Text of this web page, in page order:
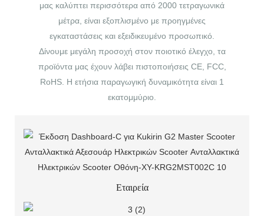
μας καλύπτει περισσότερα από 2000 τετραγωνικά
μέτρα, είναι εξοπλισμένο με προηγμένες
εγκαταστάσεις και εξειδικευμένο προσωπικό.
Δίνουμε μεγάλη προσοχή στον ποιοτικό έλεγχο, τα
προϊόντα μας έχουν λάβει πιστοποιήσεις CE, FCC,
RoHS. Η ετήσια παραγωγική δυναμικότητα είναι 1
εκατομμύριο.
Εταιρεία